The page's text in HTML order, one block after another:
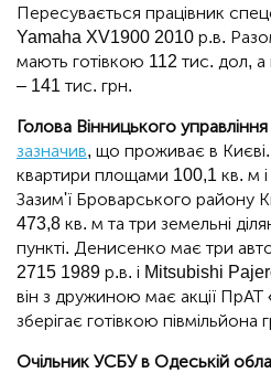
Пересувається працівник
Yamaha XV1900 2010 р.в.
мають готівкою 112 тис. дол, а
– 141 тис. грн.
Голова Вінницького
зазначив, що проживає в Києві.
квартири площами 100,1 кв. м
Зазим'ї Броварського району
473,8 кв. м та три земельні
пункті. Денисенко має три
2715 1989 р.в. і Mitsubishi
він з дружиною має акції
зберігає готівкою півмільйона
Очільник УСБУ в Одеській